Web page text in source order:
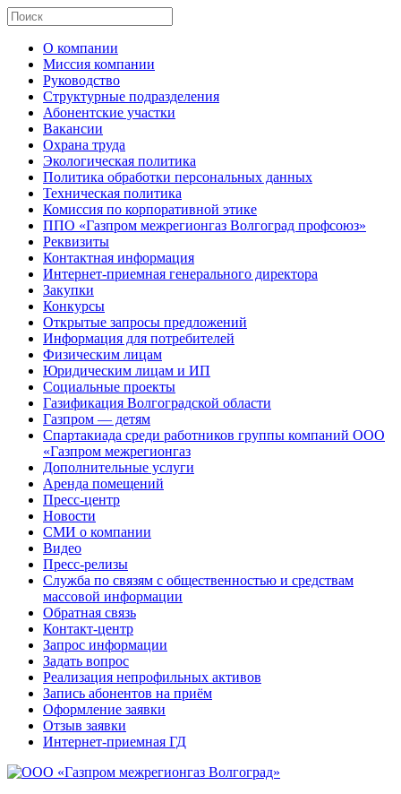
О компании
Миссия компании
Руководство
Структурные подразделения
Абонентские участки
Вакансии
Охрана труда
Экологическая политика
Политика обработки персональных данных
Техническая политика
Комиссия по корпоративной этике
ППО «Газпром межрегионгаз Волгоград профсоюз»
Реквизиты
Контактная информация
Интернет-приемная генерального директора
Закупки
Конкурсы
Открытые запросы предложений
Информация для потребителей
Физическим лицам
Юридическим лицам и ИП
Социальные проекты
Газификация Волгоградской области
Газпром — детям
Спартакиада среди работников группы компаний ООО
«Газпром межрегионгаз
Дополнительные услуги
Аренда помещений
Пресс-центр
Новости
СМИ о компании
Видео
Пресс-релизы
Служба по связям с общественностью и средствам
массовой информации
Обратная связь
Контакт-центр
Запрос информации
Задать вопрос
Реализация непрофильных активов
Запись абонентов на приём
Оформление заявки
Отзыв заявки
Интернет-приемная ГД